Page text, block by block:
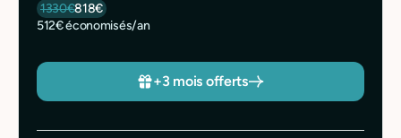
1330€818€
512€ économisés/an
+3 mois offerts